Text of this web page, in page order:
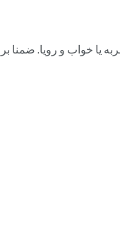
خواب و رویا. ضمنا بر